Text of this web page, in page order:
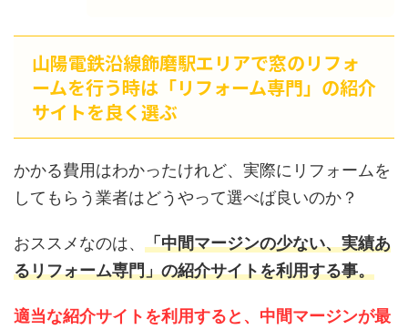
山陽電鉄沿線飾磨駅エリアで窓のリフォ
ームを行う時は「リフォーム専門」の紹介
サイトを良く選ぶ
かかる費用はわかったけれど、実際にリフォームを
してもらう業者はどうやって選べば良いのか？
おススメなのは、 「中間マージンの少ない、実績あ
るリフォーム専門」の紹介サイトを利用する事。
適当な紹介サイトを利用すると、中間マージンが最